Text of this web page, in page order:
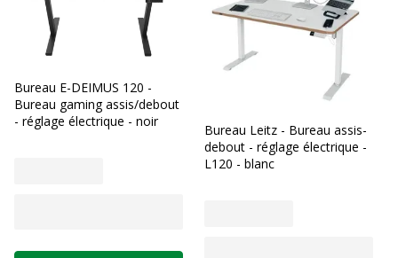
Bureau E-DEIMUS 120 -
Bureau gaming assis/debout
- réglage électrique - noir
Bureau Leitz - Bureau assis-
debout - réglage électrique -
L120 - blanc